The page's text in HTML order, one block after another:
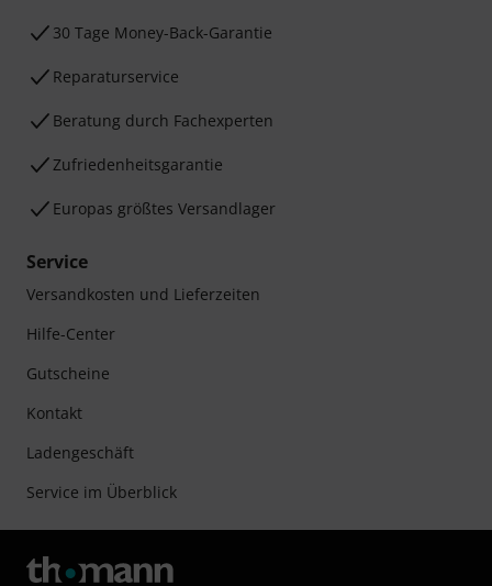
30 Tage Money-Back-Garantie
Reparaturservice
Beratung durch Fachexperten
Zufriedenheitsgarantie
Europas größtes Versandlager
Service
Versandkosten und Lieferzeiten
Hilfe-Center
Gutscheine
Kontakt
Ladengeschäft
Service im Überblick